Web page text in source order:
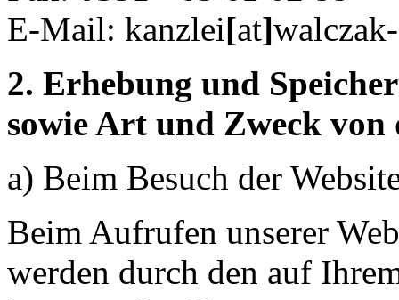
E-Mail: kanzlei[at]
2. Erhebung und
sowie Art und Zweck von
a) Beim Besuch der
Beim Aufrufen unserer
werden durch den auf